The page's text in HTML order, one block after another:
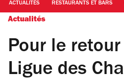
ACTUALITÉS RESTAURANTS ET BARS
Actualités
Pour le
Ligue des